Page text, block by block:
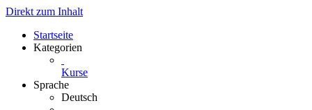
Direkt zum Inhalt
Startseite
Kategorien
Kurse
Sprache
Deutsch